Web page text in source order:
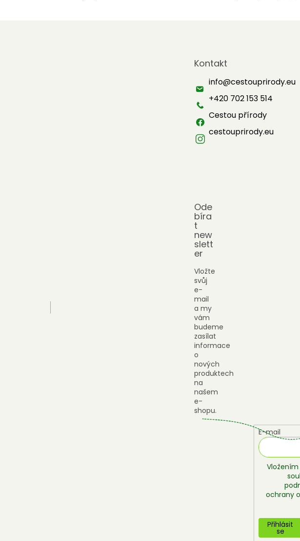
Kontakt
info@cestouprirody.eu
+420 702 153 514
Cestou přírody
cestouprirody.eu
Ode
bíra
t
new
slett
er
Vložte
svůj
e-
mail
a my
vám
budeme
zasílat
informace
o
nových
produktech
na
našem
e-
shopu.
E-mail
ochrany
Přihlásit
se